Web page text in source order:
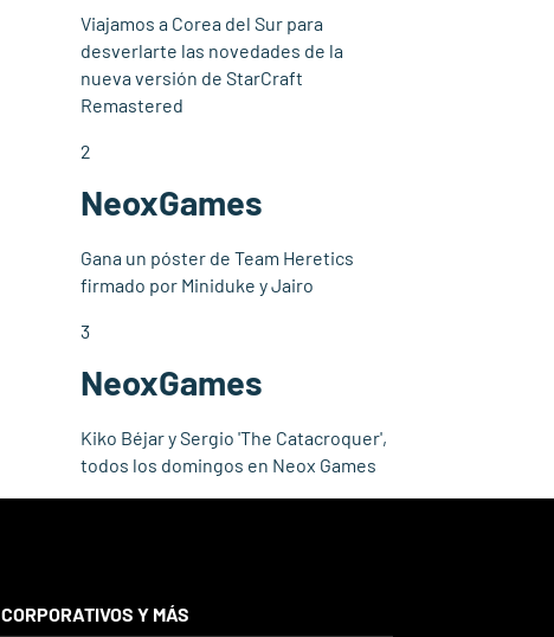
Viajamos a Corea del Sur para
desverlarte las novedades de la
nueva versión de StarCraft
Remastered
2
NeoxGames
Gana un póster de Team Heretics
firmado por Miniduke y Jairo
3
NeoxGames
Kiko Béjar y Sergio 'The Catacroquer',
todos los domingos en Neox Games
CORPORATIVOS Y MÁS